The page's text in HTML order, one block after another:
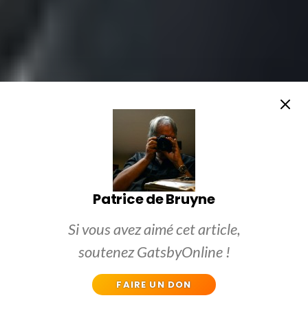
Patrice de Bruyne
Si vous avez aimé cet article,
soutenez GatsbyOnline !
FAIRE UN DON